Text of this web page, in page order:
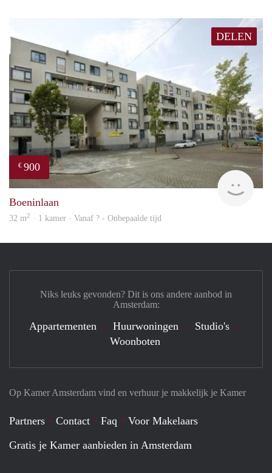
DELEN
€ 900
Boeninlaan
32 m2 · 1 kamer · Vanaf ? - Onbepaalde tijd
Op Kamer Amsterdam vind en verhuur je makkelijk je Kamer
Partners Contact Faq
Voor Makelaars
Gratis je Kamer aanbieden in Amsterdam
Niks leuks gevonden? Dit is ons andere aanbod in
Amsterdam:
Appartementen Huurwoningen
Studio's
Woonboten